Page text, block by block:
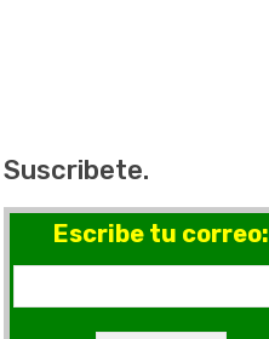
Suscribete.
Escribe tu correo: